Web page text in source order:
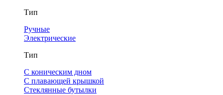
Тип
Ручные
Электрические
Тип
С коническим дном
С плавающей крышкой
Стеклянные бутылки